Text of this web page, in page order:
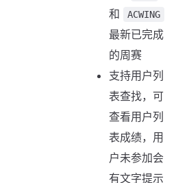
和 ACWING
最新已完成
的周赛
支持用户列
表查找，可
查看用户列
表成绩，用
户未参加会
有文字提示